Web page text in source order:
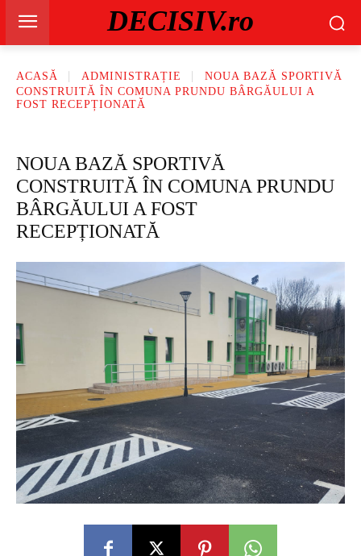
DECISIV.ro
ACASĂ ADMINISTRAȚIE
NOUA BAZĂ SPORTIVĂ
CONSTRUITĂ ÎN COMUNA PRUNDU BÂRGĂULUI A
FOST RECEPȚIONATĂ
NOUA BAZĂ SPORTIVĂ
CONSTRUITĂ ÎN COMUNA PRUNDU
BÂRGĂULUI A FOST
RECEPȚIONATĂ